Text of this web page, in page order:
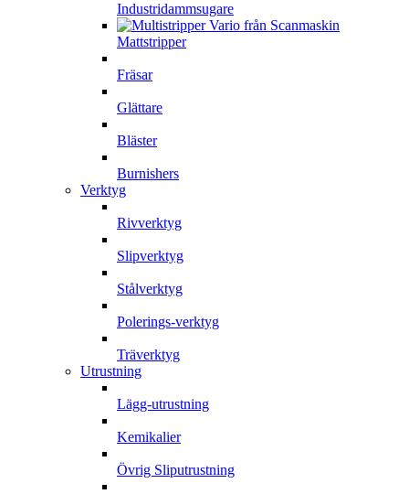
Industridammsugare
Mattstripper
Fräsar
Glättare
Bläster
Burnishers
Verktyg
Rivverktyg
Slipverktyg
Stålverktyg
Polerings-verktyg
Träverktyg
Utrustning
Lägg-utrustning
Kemikalier
Övrig Sliputrustning